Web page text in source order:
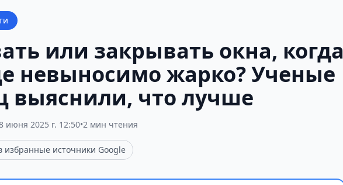
или закрывать окна, когда
невыносимо жарко? Ученые
выяснили, что лучше
июня 2025 г. 12:50•2 мин чтения
избранные источники Google